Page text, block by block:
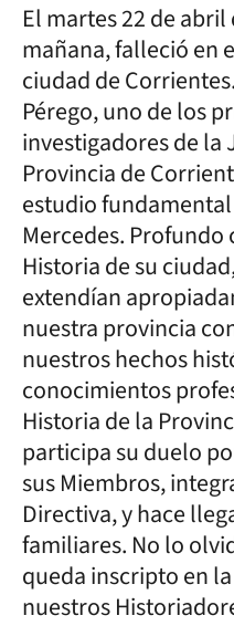
El martes 22 de
mañana, falleció en
ciudad de
Pérego, uno de los
investigadores de la
Provincia de
estudio
Mercedes.
Historia de su
extendían
nuestra provincia
nuestros hechos
conocimientos
Historia de la
participa su duelo
sus Miembros,
Directiva, y hace
familiares. No lo
queda inscripto en
nuestros